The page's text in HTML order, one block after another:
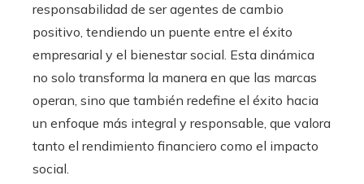
responsabilidad de ser agentes de cambio
positivo, tendiendo un puente entre el éxito
empresarial y el bienestar social. Esta dinámica
no solo transforma la manera en que las marcas
operan, sino que también redefine el éxito hacia
un enfoque más integral y responsable, que valora
tanto el rendimiento financiero como el impacto
social.